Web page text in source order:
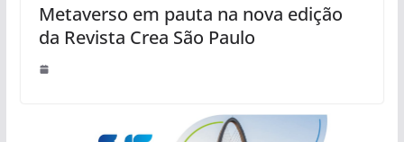
Metaverso em pauta na nova edição
da Revista Crea São Paulo